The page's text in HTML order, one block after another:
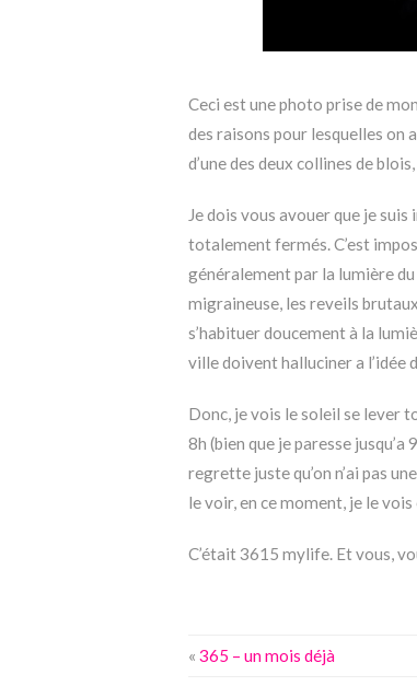
Ceci est une photo prise de
des raisons pour lesquelles on
d’une des deux collines de
Je dois vous avouer que je
totalement fermés. C’est
généralement par la lumière
migraineuse, les reveils
s’habituer doucement à la
ville doivent halluciner a l’idée
Donc, je vois le soleil se lever
8h (bien que je paresse
regrette juste qu’on n’ai pas
le voir, en ce moment, je le
C’était 3615 mylife. Et vous,
« 365 – un mois déjà